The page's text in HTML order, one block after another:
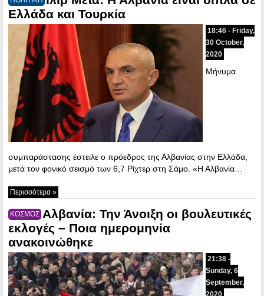
Ελλάδα και Τουρκία
18:46 - Friday,
30 October,
2020
Μήνυμα
συμπαράστασης έστειλε ο πρόεδρος της Αλβανίας στην Ελλάδα,
μετά τον φονικό σεισμό των 6,7 Ρίχτερ στη Σάμο. «Η Αλβανία…
Περισσότερα »
ΚΟΣΜΟΣ Αλβανία: Την Άνοιξη οι βουλευτικές
εκλογές – Ποια ημερομηνία
ανακοινώθηκε
21:38 -
Sunday, 6
September,
2020